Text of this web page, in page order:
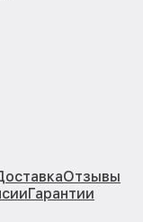
Отзывы
Гарантии